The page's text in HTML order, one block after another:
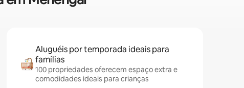
Aluguéis por temporada ideais para
famílias
100 propriedades oferecem espaço extra e
comodidades ideais para crianças